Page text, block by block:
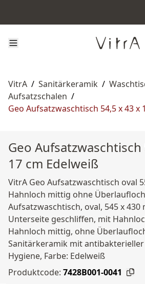
VitrA / Sanitärkeramik /
Aufsatzschalen /
Geo Aufsatzwaschtisch 54,5 x 43 x
Geo Aufsatzwaschtisch
17 cm Edelweiß
VitrA Geo Aufsatzwaschtisch oval
Hahnloch mittig ohne
Aufsatzwaschtisch, oval, 545 x
Unterseite geschliffen, mit
Hahnloch mittig, ohne
Sanitärkeramik mit
Hygiene, Farbe: Edelweiß
Produktcode: 7428B001-0041